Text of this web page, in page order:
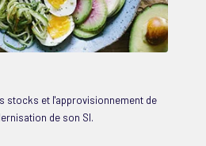
stocks et l'approvisionnement de
de son SI.